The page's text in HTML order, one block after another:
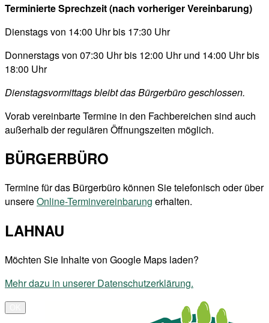
Terminierte Sprechzeit (nach vorheriger Vereinbarung)
Dienstags von 14:00 Uhr bis 17:30 Uhr
Donnerstags von 07:30 Uhr bis 12:00 Uhr und 14:00 Uhr bis
18:00 Uhr
Dienstagsvormittags bleibt das Bürgerbüro geschlossen.
Vorab vereinbarte Termine in den Fachbereichen sind auch
außerhalb der regulären Öffnungszeiten möglich.
BÜRGERBÜRO
Termine für das Bürgerbüro können Sie telefonisch oder über
unsereOnline-Terminvereinbarung erhalten.
LAHNAU
Möchten Sie Inhalte von Google Maps laden?
Mehr dazu in unserer Datenschutzerklärung.